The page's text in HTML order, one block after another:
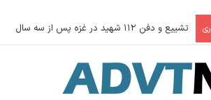
سوءاستفاده تروریست‌ها از زنان به عنوان سلاح